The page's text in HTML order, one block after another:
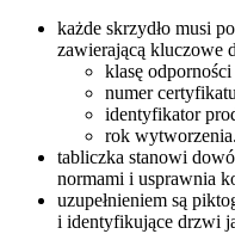
każde skrzydło musi
zawierającą kluczowe
klasę
numer
identyfikator
rok wytworzenia.
tabliczka stanowi
normami i usprawnia
uzupełnieniem są
i identyfikujące drzwi